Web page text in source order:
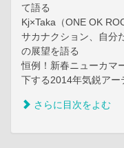
て語る
Kj×Taka（ONE OK
サカナクション、自分
の展望を語る
恒例！新春ニューカマ
下する2014年気鋭アー
さらに目次をよむ